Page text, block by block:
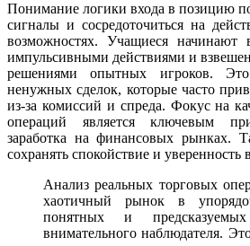
Понимание логики входа в позицию
сигналы и сосредоточиться на
возможностях. Учащиеся начинают
импульсивными действиями и
решениями опытных игроков. Это
ненужных сделок, которые часто
из-за комиссий и спреда. Фокус на
операций является ключевым
заработка на финансовых рынках.
сохранять спокойствие и уверенность
Анализ реальных торговых
хаотичный рынок в
понятных и
внимательного наблюдателя.